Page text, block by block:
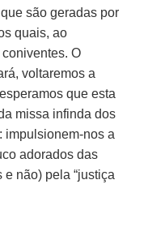
que são geradas por
quais, ao
O
voltaremos a
que esta
missa infinda dos
impulsionem-nos a
adorados das
e não) pela “justiça